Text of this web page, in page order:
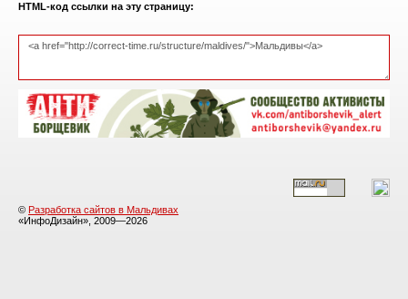
HTML-код ссылки на эту страницу:
© Разработка сайтов в Мальдивах
«ИнфоДизайн», 2009—2026